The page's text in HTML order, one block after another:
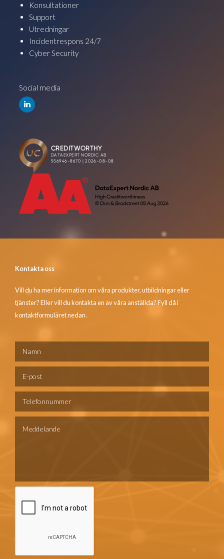
Konsultationer
Support
Utredningar
Incidentrespons 24/7
Cyber Security
Social media
Kontakta oss
Vill du ha mer information om våra produkter, utbildningar eller
tjänster? Eller vill du kontakta en av våra anställda? Fyll då i
kontaktformuläret nedan.